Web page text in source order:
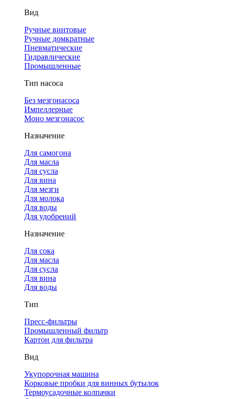
Вид
Ручные винтовые
Ручные домкратные
Пневматические
Гидравлические
Промышленные
Тип насоса
Без мезгонасоса
Импеллерные
Моно мезгонасос
Назначение
Для самогона
Для масла
Для сусла
Для вина
Для мезги
Для молока
Для воды
Для удобрений
Назначение
Для сока
Для масла
Для сусла
Для вина
Для воды
Тип
Пресс-фильтры
Промышленный фильтр
Картон для фильтра
Вид
Укупорочная машина
Корковые пробки для винных бутылок
Термоусадочные колпачки